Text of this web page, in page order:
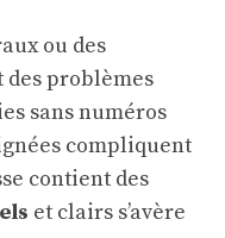
ou des
des problèmes
sans numéros
compliquent
contient des
et clairs s’avère